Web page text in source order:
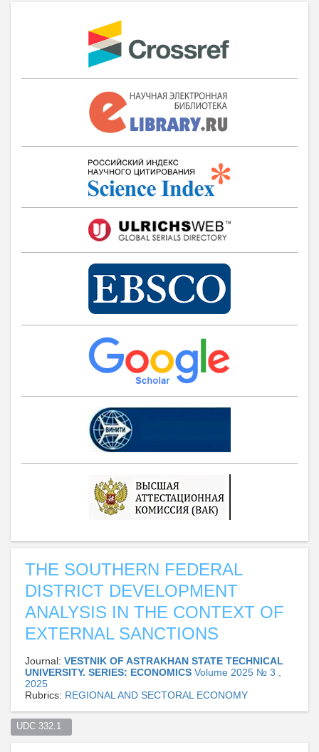
THE SOUTHERN FEDERAL
DISTRICT DEVELOPMENT
ANALYSIS IN THE CONTEXT OF
EXTERNAL SANCTIONS
Journal: VESTNIK OF ASTRAKHAN STATE TECHNICAL
UNIVERSITY. SERIES: ECONOMICS Volume 2025 № 3 ,
2025
Rubrics: REGIONAL AND SECTORAL ECONOMY
UDC 332.1